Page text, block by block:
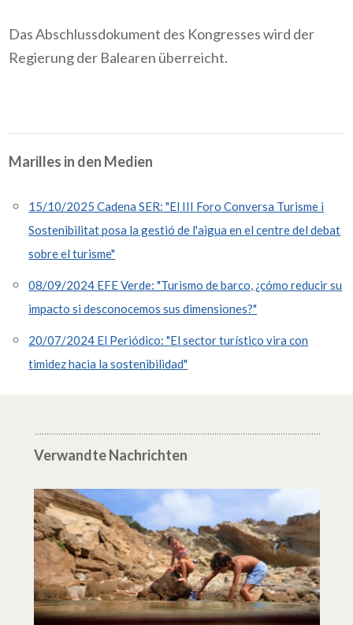
Das Abschlussdokument des Kongresses wird der
Regierung der Balearen überreicht.
Marilles in den Medien
15/10/2025 Cadena SER: "El III Foro Conversa Turisme i
Sostenibilitat posa la gestió de l'aigua en el centre del debat
sobre el turisme"
08/09/2024 EFE Verde: "Turismo de barco, ¿cómo reducir su
impacto si desconocemos sus dimensiones?"
20/07/2024 El Periódico: "El sector turístico vira con
timidez hacia la sostenibilidad"
Verwandte Nachrichten